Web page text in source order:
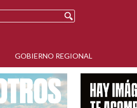
GOBIERNO REGIONAL